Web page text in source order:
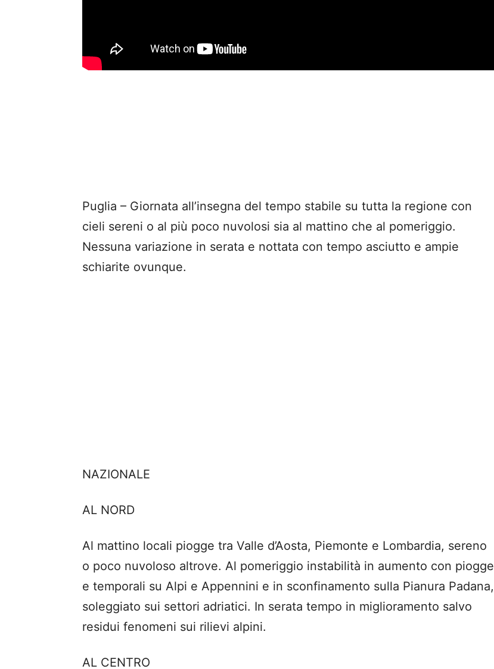
Puglia – Giornata all’insegna del tempo stabile su tutta la regione con
cieli sereni o al più poco nuvolosi sia al mattino che al pomeriggio.
Nessuna variazione in serata e nottata con tempo asciutto e ampie
schiarite ovunque.
NAZIONALE
AL NORD
Al mattino locali piogge tra Valle d’Aosta, Piemonte e Lombardia, sereno
o poco nuvoloso altrove. Al pomeriggio instabilità in aumento con piogge
e temporali su Alpi e Appennini e in sconfinamento sulla Pianura Padana,
soleggiato sui settori adriatici. In serata tempo in miglioramento salvo
residui fenomeni sui rilievi alpini.
AL CENTRO